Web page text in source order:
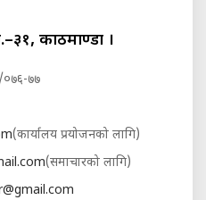
काठमाण्डौं ।
०७६-७७
(कार्यालय प्रयोजनको लागि)
(समाचारको लागि)